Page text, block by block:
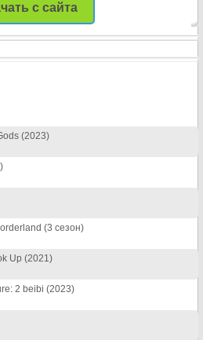
с сайта
(2023)
(3 сезон)
Up (2021)
2 beibi (2023)